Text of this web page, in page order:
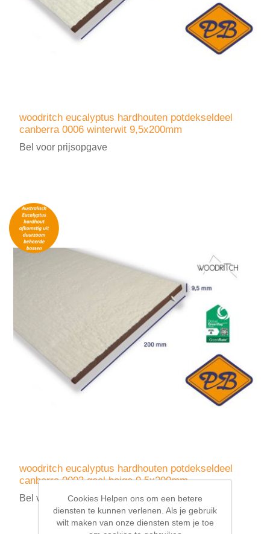
woodritch eucalyptus hardhouten potdekseldeel
canberra 0006 winterwit 9,5x200mm
Bel voor prijsopgave
woodritch eucalyptus hardhouten potdekseldeel
canberra 0003 geel beige 9,5x200mm
Bel voor prijsopgaveCookies Helpen ons om een betere
diensten te kunnen verlenen. Als je gebruik
wilt maken van onze diensten stem je toe